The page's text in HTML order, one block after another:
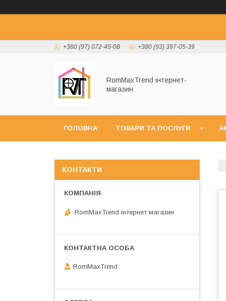
+380 (97) 072-45-08 +380 (93) 397-05-39
RomMaxTrend інтернет-
магазин
ГОЛОВНА ТОВАРИ ТА ПОСЛУГИ
КОНТАКТИ
RomMaxTrend інтернет магазин
RomMaxTrend